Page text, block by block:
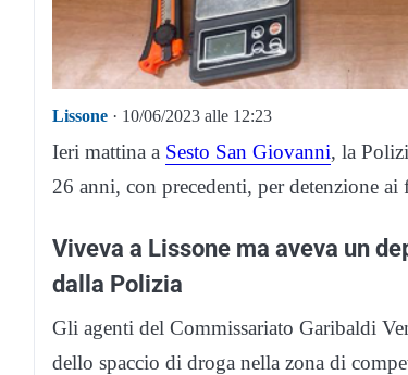
Lissone · 10/06/2023 alle 12:23
Ieri mattina a Sesto San Giovanni, la
26 anni, con precedenti, per detenzione
Viveva a Lissone ma aveva un
dalla Polizia
Gli agenti del Commissariato Garibaldi
dello spaccio di droga nella zona di